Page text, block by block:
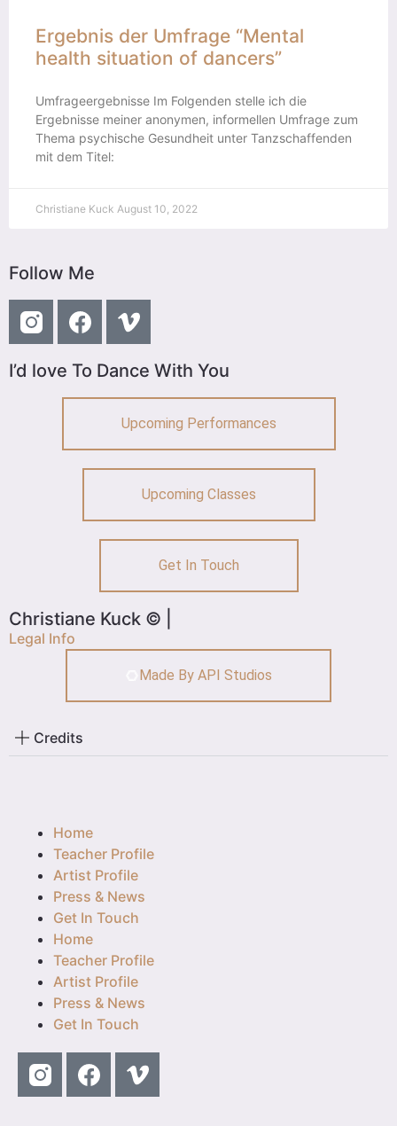
Ergebnis der Umfrage “Mental
health situation of dancers”
Umfrageergebnisse Im Folgenden stelle ich die
Ergebnisse meiner anonymen, informellen Umfrage zum
Thema psychische Gesundheit unter Tanzschaffenden
mit dem Titel:
Christiane Kuck August 10, 2022
Christiane Kuck © |
Legal Info
Made By API Studios
I’d love To Dance With You
Upcoming Performances
Upcoming Classes
Get In Touch
Follow Me
Credits
Home
Teacher Profile
Artist Profile
Press & News
Get In Touch
Home
Teacher Profile
Artist Profile
Press & News
Get In Touch